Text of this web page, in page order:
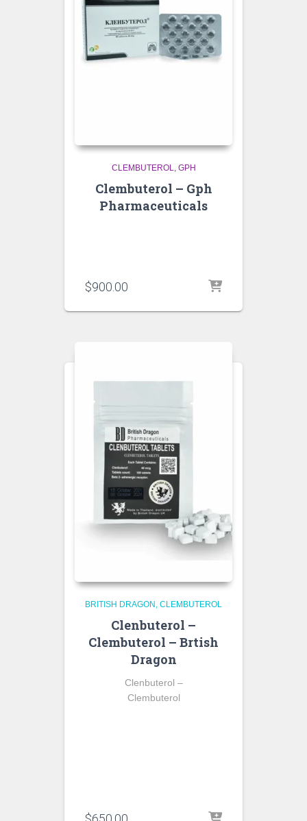
CLEMBUTEROL GPH
Clembuterol – Gph
Pharmaceuticals
$900.00
BRITISH DRAGON CLEMBUTEROL
Clenbuterol –
Clembuterol – Brtish
Dragon
Clenbuterol –
Clembuterol